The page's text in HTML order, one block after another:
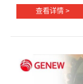
查看详情 >